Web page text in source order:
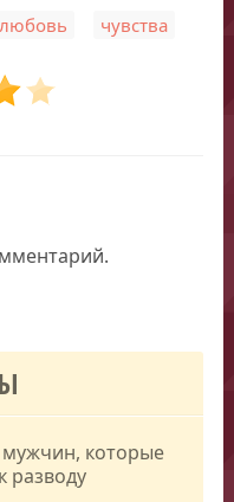
любовь чувства
которые
разводу